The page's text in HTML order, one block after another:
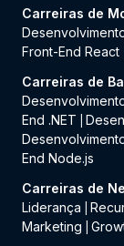
Carreiras de
Front-End React
Carreiras de
End .NET
End Node.js
Carreiras de
Liderança
Marketing